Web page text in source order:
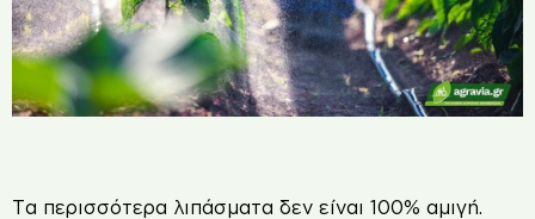
Τα περισσότερα λιπάσματα δεν είναι 100% αμιγή.